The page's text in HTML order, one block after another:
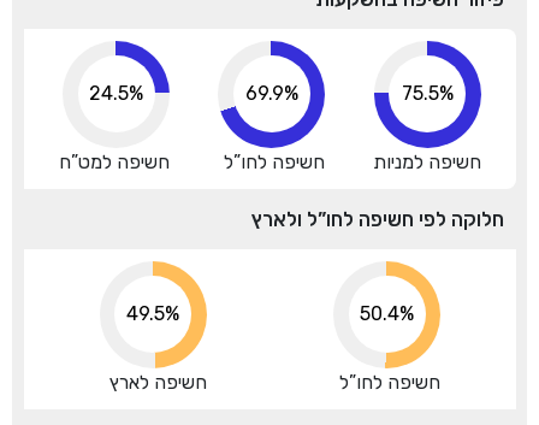
75.5%
חשיפה למניות
69.9%
חשיפה לחו”ל
24.5%
חשיפה למט”ח
חלוקה לפי חשיפה לחו”ל ולארץ
50.4%
חשיפה לחו”ל
49.5%
חשיפה לארץ